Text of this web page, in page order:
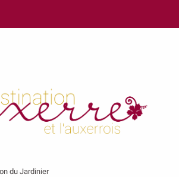
du Jardinier